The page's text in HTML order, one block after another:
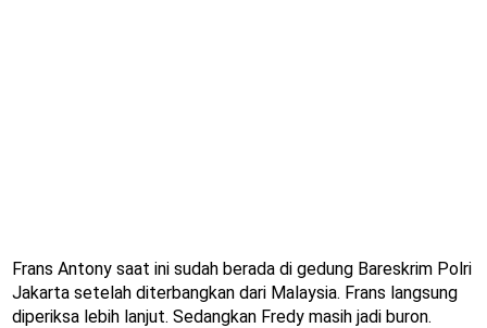
Frans Antony saat ini sudah berada di gedung Bareskrim Polri
Jakarta setelah diterbangkan dari Malaysia. Frans langsung
diperiksa lebih lanjut. Sedangkan Fredy masih jadi buron.